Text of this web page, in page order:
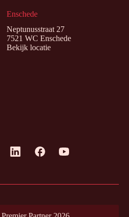
Enschede
Neptunusstraat 27
7521 WC Enschede
Bekijk locatie